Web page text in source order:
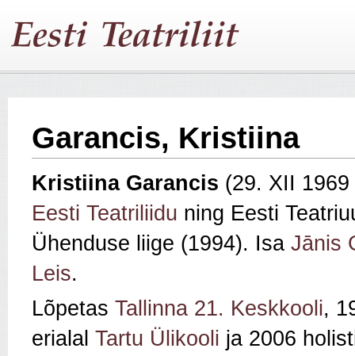
Garancis, Kristiina
Kristiina Garancis (29. XII 1969
Eesti Teatriliidu ning Eesti
Ühenduse liige (1994). Isa Jānis
Leis.
Lõpetas Tallinna 21. Keskkooli,
erialal Tartu Ülikooli ja 2006